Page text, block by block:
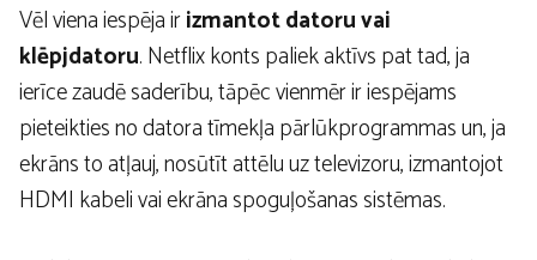
Vēl viena iespēja irizmantot datoru vai
klēpjdatoru. Netflix konts paliek aktīvs pat tad, ja
ierīce zaudē saderību, tāpēc vienmēr ir iespējams
pieteikties no datora tīmekļa pārlūkprogrammas un, ja
ekrāns to atļauj, nosūtīt attēlu uz televizoru, izmantojot
HDMI kabeli vai ekrāna spoguļošanas sistēmas.